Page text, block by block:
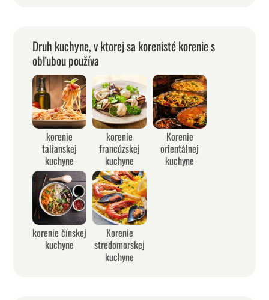
Druh kuchyne, v ktorej sa korenisté korenie s
obľubou používa
korenie
talianskej
kuchyne
korenie
francúzskej
kuchyne
Korenie
orientálnej
kuchyne
korenie čínskej
kuchyne
Korenie
stredomorskej
kuchyne